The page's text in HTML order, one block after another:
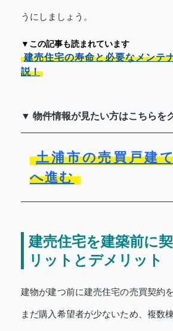
うにしましょう。
▼この記事も読まれています
建売住宅の寿命と必要なメンテ
説！
▼ 物件情報が見たい方はこちらを
土浦市の売買戸建
へ進む
建売住宅を建築前に
リットとデメリット
建物が建つ前に建売住宅の売買契約
まだ購入希望者が少ないため、複数